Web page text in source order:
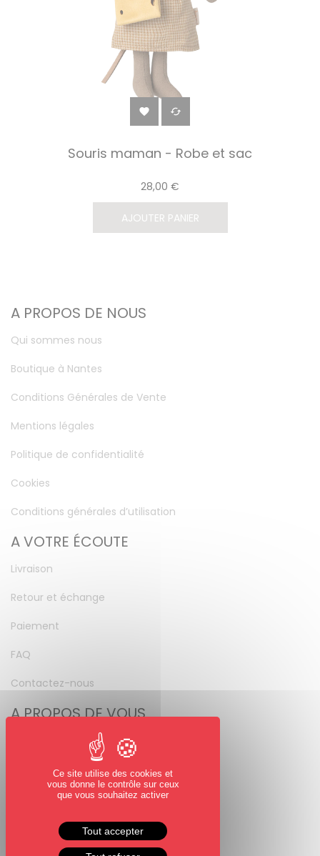
 
Souris maman - Robe et sac
28,00 €
AJOUTER PANIER
A PROPOS DE NOUS
Qui sommes nous
Boutique à Nantes
Conditions Générales de Vente
Mentions légales
Politique de confidentialité
Cookies
Conditions générales d’utilisation
A VOTRE ÉCOUTE
Livraison
Retour et échange
Paiement
FAQ
Contactez-nous
A PROPOS DE VOUS
Mot de passe perdu
NOUS SUIVRE
Facebook
Ce site utilise des cookies et
vous donne le contrôle sur ceux
que vous souhaitez activer
Tout accepter